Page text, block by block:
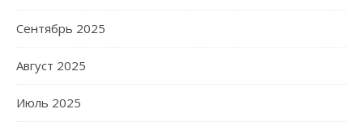
Сентябрь 2025
Август 2025
Июль 2025